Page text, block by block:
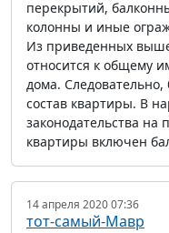
перекрытий,
колонны и иные
Из приведенных
относится к общему
дома.
состав квартиры. В
законодательства на
квартиры включен
14 апреля 2020 07:36
тот-самый-Мавр